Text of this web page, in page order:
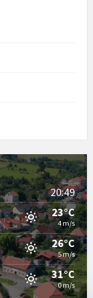
20:49
23°C
4 m/s
26°C
5 m/s
31°C
0 m/s